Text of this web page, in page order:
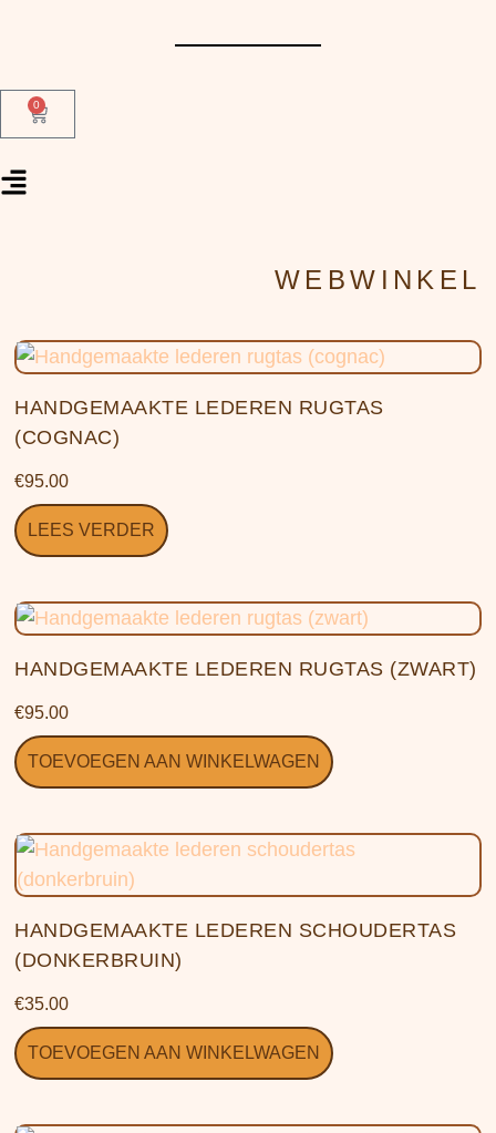
0
WEBWINKEL
HANDGEMAAKTE LEDEREN RUGTAS
(COGNAC)
€95.00
LEES VERDER
HANDGEMAAKTE LEDEREN RUGTAS (ZWART)
€95.00
TOEVOEGEN AAN WINKELWAGEN
HANDGEMAAKTE LEDEREN SCHOUDERTAS
(DONKERBRUIN)
€35.00
TOEVOEGEN AAN WINKELWAGEN